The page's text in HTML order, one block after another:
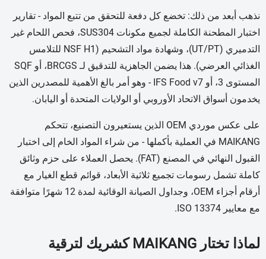
نذهب أبعد من ذلك: تخضع كل دفعة للتحقق من تتبع المواد - تقارير
اختبار المطحنة الكاملة لجميع مكونات SUS304، فحص اللحام غير
التدميري (UT/PT)، وشهادة مواد التشحيم (NSF H1 للتلامس
الغذائي العرضي). هذا يضمن الجاهزية للتدقيق لـ BRCGS، أو SQF
المستوى 3، أو IFS Food v7 - وهو أمر بالغ الأهمية للمصدرين الذين
يخدمون أسواق الاتحاد الأوروبي أو الولايات المتحدة أو اليابان.
على عكس موردي OEM الذين يستعيرون التصنيع، تتحكم
MAIKANG في العملية بأكملها - من شراء المواد الخام إلى اختبار
القبول النهائي في المصنع (FAT). يحصل العملاء على حزم وثائق
كاملة تشمل رسومات تجميع ثلاثية الأبعاد، قوائم قطع الغيار مع
أرقام أجزاء OEM، وجداول الصيانة الوقائية لمدة 12 شهرًا متوافقة
مع معايير ISO 13374.
لماذا تختار MAIKANG كشريك لترقية